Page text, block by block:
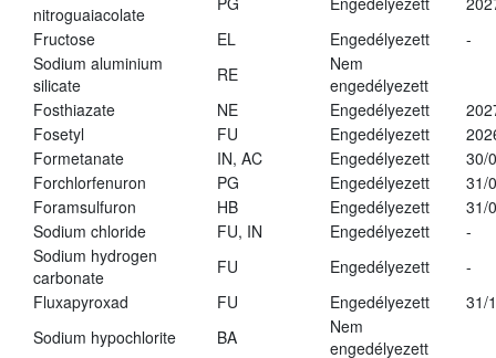
nitroguaiacolate
Fructose
EL Engedélyezett
-
Sodium aluminium
silicate
RE
Nem
engedélyezett
Fosthiazate
NE Engedélyezett
Fosetyl
FU Engedélyezett
Formetanate
IN, AC Engedélyezett
30/
Forchlorfenuron
PG Engedélyezett
31/
Foramsulfuron
HB Engedélyezett
31/
Sodium chloride
FU, IN Engedélyezett
-
Sodium hydrogen
carbonate
FU Engedélyezett
-
Fluxapyroxad
FU Engedélyezett
31/
Sodium hypochlorite
BA
Nem
engedélyezett